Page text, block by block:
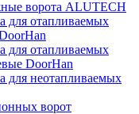
ворота ALUTECH
для отапливаемых
для отапливаемых
DoorHan
для неотапливаемых
ворот